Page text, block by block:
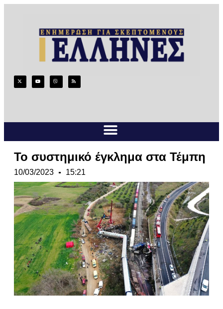
Το συστημικό έγκλημα στα Τέμπη
10/03/2023 15:21